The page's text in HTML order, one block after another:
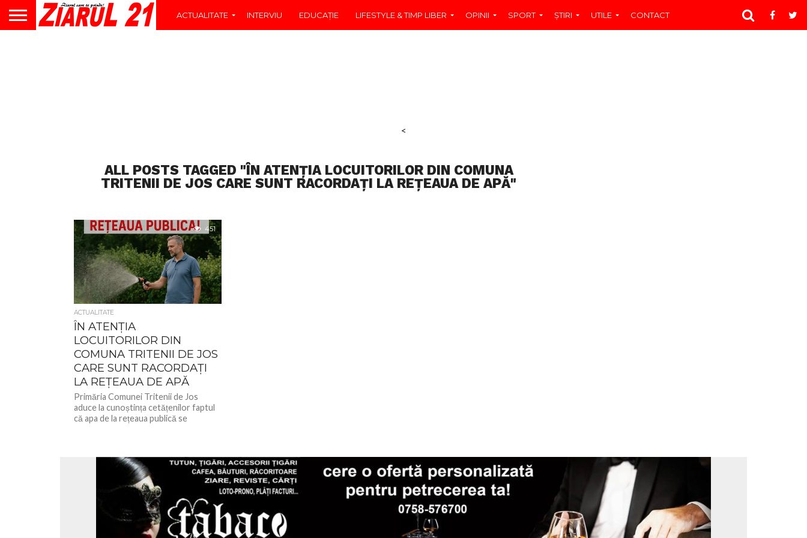
ACTUALITATE INTERVIU EDUCAŢIE LIFESTYLE & TIMP LIBER OPINII SPORT ŞTIRI UTILE CONTACT
<
ALL POSTS TAGGED "ÎN ATENȚIA LOCUITORILOR DIN COMUNA
TRITENII DE JOS CARE SUNT RACORDAȚI LA REȚEAUA DE APĂ"
451
ACTUALITATE
ÎN ATENȚIA
LOCUITORILOR DIN
COMUNA TRITENII DE JOS
CARE SUNT RACORDAȚI
LA REȚEAUA DE APĂ
Primăria Comunei Tritenii de Jos
aduce la cunoștința cetățenilor faptul
că apa de la rețeaua publică se